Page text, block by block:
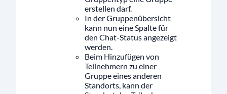
erstellen darf.
In der Gruppenübersicht
kann nun eine Spalte für
den Chat-Status angezeigt
werden.
Beim Hinzufügen von
Teilnehmern zu einer
Gruppe eines anderen
Standorts, kann der